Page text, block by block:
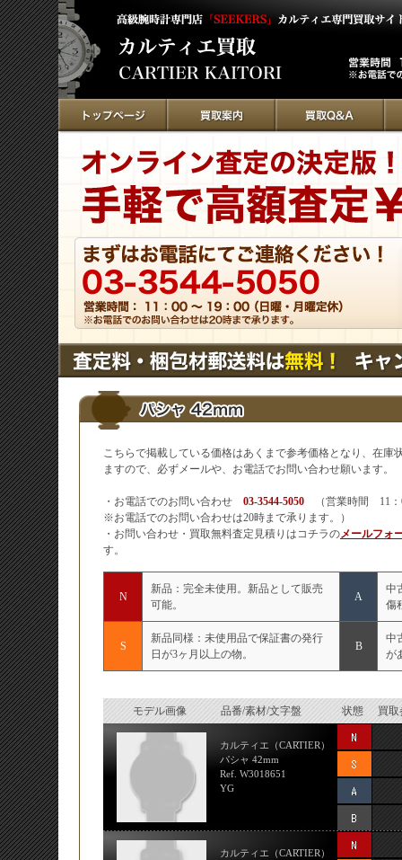
こちらで掲載している価格はあくまで参考価格となり、在庫
ますので、必ずメールや、お電話でお問い合わせ願います。
・お電話でのお問い合わせ 03-3544-5050 （営業時間 11
※お電話でのお問い合わせは20時まで承ります。）
・お問い合わせ・買取無料査定見積りはコチラのメールフォ
す。
N
新品：完全未使用。新品として販売
可能。
A
中
傷
S
新品同様：未使用品で保証書の発行
日が3ヶ月以上の物。
B
中
が
モデル画像 品番/素材/文字盤 状態 買取
カルティエ（CARTIER）
パシャ 42mm
Ref. W3018651
YG
カルティエ（CARTIER）